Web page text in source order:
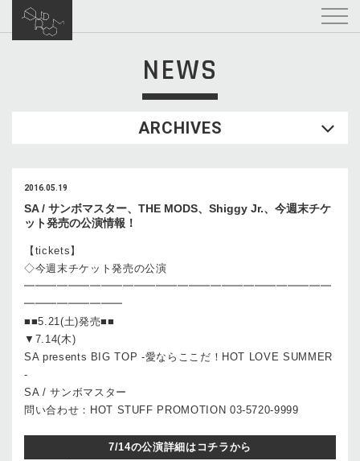
NEWS
ARCHIVES
2016.05.19
SA / サンボマスター、THE MODS、Shiggy Jr.、今週末チケ
ット発売の公演情報！
【tickets】
◇今週末チケット発売の公演
━━━━━━━━━━━━━━━━━━━━━━━━━━━━
━━━━━━━━━
■■5.21(土)発売■■
▼7.14(木)
SA presents BIG TOP -愛ならここだ！HOT LOVE SUMMER
-
SA / サンボマスター
問い合わせ：HOT STUFF PROMOTION 03-5720-9999
7/14の公演詳細はコチラから